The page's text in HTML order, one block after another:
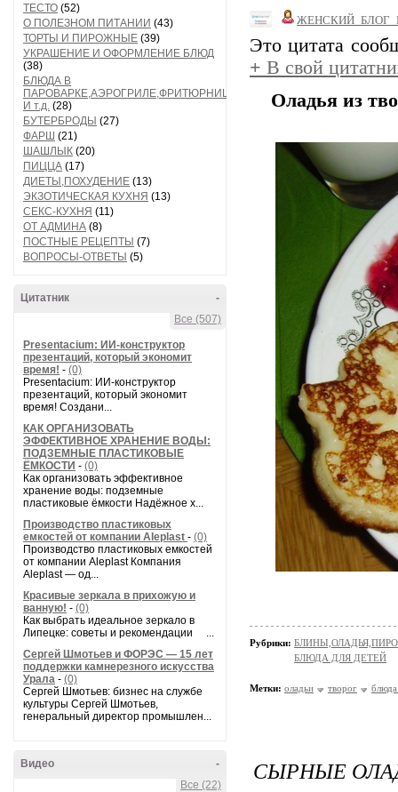
ТЕСТО (52)
О ПОЛЕЗНОМ ПИТАНИИ (43)
ТОРТЫ И ПИРОЖНЫЕ (39)
УКРАШЕНИЕ И ОФОРМЛЕНИЕ БЛЮД
(38)
БЛЮДА В
ПАРОВАРКЕ,АЭРОГРИЛЕ,ФРИТЮРНИЦЕ
И т.д. (28)
БУТЕРБРОДЫ (27)
ФАРШ (21)
ШАШЛЫК (20)
ПИЦЦА (17)
ДИЕТЫ,ПОХУДЕНИЕ (13)
ЭКЗОТИЧЕСКАЯ КУХНЯ (13)
СЕКС-КУХНЯ (11)
ОТ АДМИНА (8)
ПОСТНЫЕ РЕЦЕПТЫ (7)
ВОПРОСЫ-ОТВЕТЫ (5)
-
Цитатник
Все (507)
Presentacium: ИИ‑конструктор
презентаций, который экономит
время! - (0)
Presentacium: ИИ‑конструктор
презентаций, который экономит
время! Создани...
КАК ОРГАНИЗОВАТЬ
ЭФФЕКТИВНОЕ ХРАНЕНИЕ ВОДЫ:
ПОДЗЕМНЫЕ ПЛАСТИКОВЫЕ
ЁМКОСТИ - (0)
Как организовать эффективное
хранение воды: подземные
пластиковые ёмкости Надёжное х...
Производство пластиковых
емкостей от компании Aleplast - (0)
Производство пластиковых емкостей
от компании Aleplast Компания
Aleplast — од...
Красивые зеркала в прихожую и
ванную! - (0)
Как выбрать идеальное зеркало в
Липецке: советы и рекомендации ...
Сергей Шмотьев и ФОРЭС — 15 лет
поддержки камнерезного искусства
Урала - (0)
Сергей Шмотьев: бизнес на службе
культуры Сергей Шмотьев,
генеральный директор промышлен...
-
Видео
Все (22)
Это цитата
+ В свой
Оладья из
Рубрики:
БЛЮДА ДЛЯ ДЕТЕЙ
Метки: оладьи творог блюда
СЫРНЫЕ